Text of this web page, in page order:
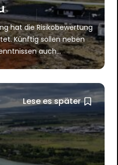
hat die Risikobewertung
Künftig sollen neben
auch...
Lese es später